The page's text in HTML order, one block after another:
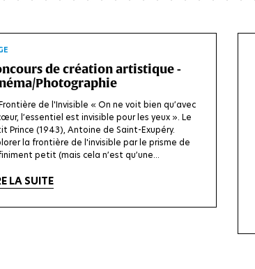
de création artistique -
Photographie
de l'Invisible « On ne voit bien qu’avec
l’essentiel est invisible pour les yeux ». Le
Prince (1943), Antoine de Saint-Exupéry.
la frontière de l'invisible par le prisme de
petit (mais cela n’est qu’une...
LA SUITE